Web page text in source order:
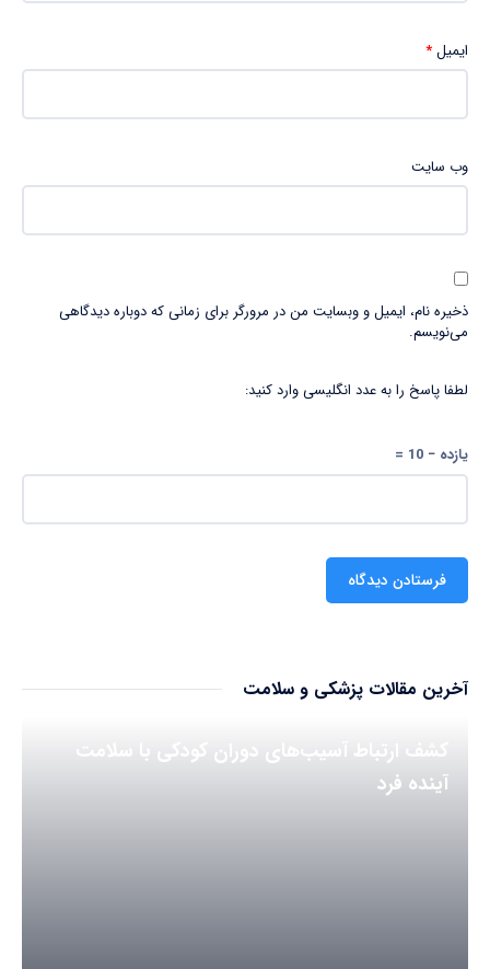
ایمیل*
وب‌ سایت
ذخیره نام، ایمیل و وبسایت من در مرورگر برای زمانی که دوباره دیدگاهی
می‌نویسم.
لطفا پاسخ را به عدد انگلیسی وارد کنید:
یازده − 10 =
آخرین مقالات پزشکی و سلامت
کشف ارتباط آسیب‌های دوران کودکی با سلامت
آینده فرد